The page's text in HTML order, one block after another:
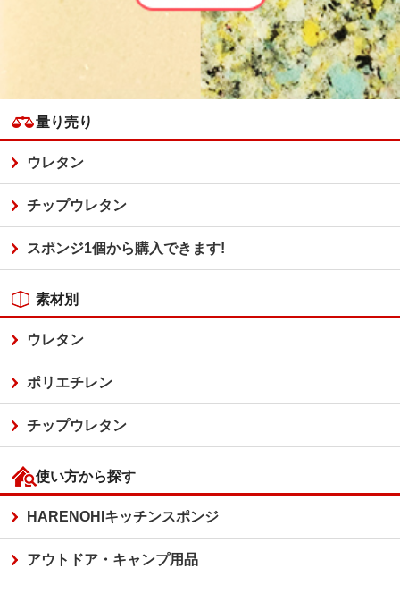
量り売り
ウレタン
チップウレタン
スポンジ1個から購入できます!
素材別
ウレタン
ポリエチレン
チップウレタン
使い方から探す
HARENOHIキッチンスポンジ
アウトドア・キャンプ用品